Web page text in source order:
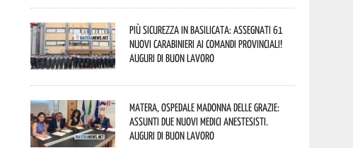
Più sicurezza in Basilicata: assegnati 61
nuovi Carabinieri ai Comandi provinciali!
Auguri di buon lavoro
Matera, Ospedale Madonna delle Grazie:
assunti due nuovi medici anestesisti.
Auguri di buon lavoro